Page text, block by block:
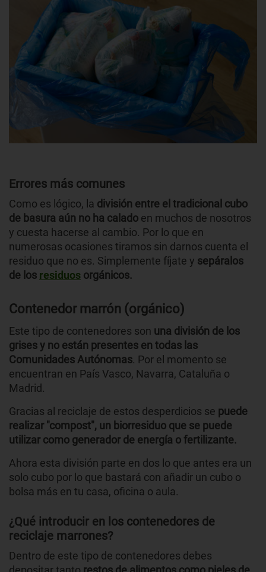
Errores más comunes
Como es lógico, la división entre el tradicional cubo
de basura aún no ha calado en muchos de nosotros
y cuesta hacerse al cambio. Por lo que en
numerosas ocasiones tiramos sin darnos cuenta el
residuo que no es. Simplemente fíjate y sepáralos
de los residuos orgánicos.
Contenedor marrón (orgánico)
Este tipo de contenedores son una división de los
grises y no están presentes en todas las
Comunidades Autónomas. Por el momento se
encuentran en País Vasco, Navarra, Cataluña o
Madrid.
Gracias al reciclaje de estos desperdicios se puede
realizar "compost", un biorresiduo que se puede
utilizar como generador de energía o fertilizante.
Ahora esta división parte en dos lo que antes era un
solo cubo por lo que bastará con añadir un cubo o
bolsa más en tu casa, oficina o aula.
¿Qué introducir en los contenedores de
reciclaje marrones?
Dentro de este tipo de contenedores debes